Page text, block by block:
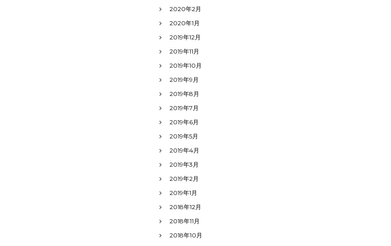
2020年2月
2020年1月
2019年12月
2019年11月
2019年10月
2019年9月
2019年8月
2019年7月
2019年6月
2019年5月
2019年4月
2019年3月
2019年2月
2019年1月
2018年12月
2018年11月
2018年10月